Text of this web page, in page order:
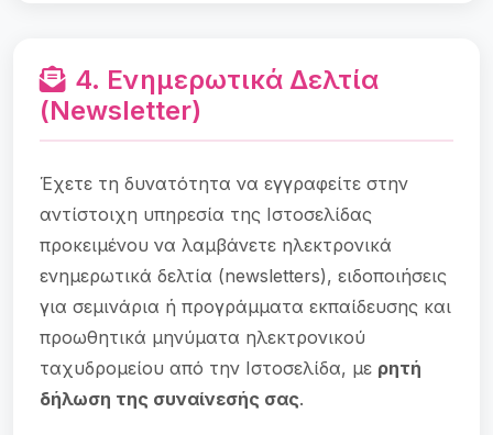
4. Ενημερωτικά Δελτία
(Newsletter)
Έχετε τη δυνατότητα να εγγραφείτε στην
αντίστοιχη υπηρεσία της Ιστοσελίδας
προκειμένου να λαμβάνετε ηλεκτρονικά
ενημερωτικά δελτία (newsletters), ειδοποιήσεις
για σεμινάρια ή προγράμματα εκπαίδευσης και
προωθητικά μηνύματα ηλεκτρονικού
ταχυδρομείου από την Ιστοσελίδα, με ρητή
δήλωση της συναίνεσής σας.